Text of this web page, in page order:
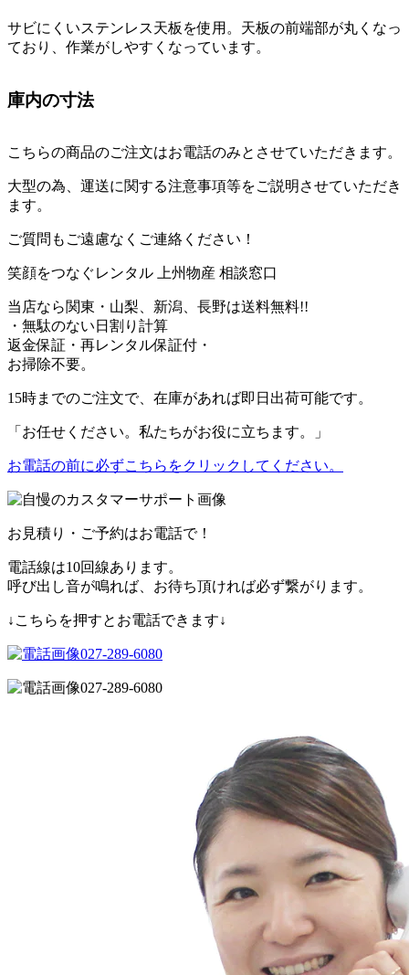
サビにくいステンレス天板を使用。天板の前端部が丸くなっ
ており、作業がしやすくなっています。
庫内の寸法
こちらの商品のご注文はお電話のみとさせていただきます。
大型の為、運送に関する注意事項等をご説明させていただき
ます。
ご質問もご遠慮なくご連絡ください！
笑顔をつなぐレンタル 上州物産 相談窓口
当店なら関東・山梨、新潟、長野は送料無料!!
・無駄のない日割り計算
返金保証・再レンタル保証付・
お掃除不要。
15時までのご注文で、在庫があれば即日出荷可能です。
「お任せください。私たちがお役に立ちます。」
お電話の前に必ずこちらをクリックしてください。
お見積り・ご予約はお電話で！
電話線は10回線あります。
呼び出し音が鳴れば、お待ち頂ければ必ず繋がります。
↓こちらを押すとお電話できます↓
027-289-6080
027-289-6080